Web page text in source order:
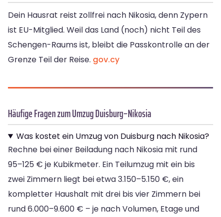
Dein Hausrat reist zollfrei nach Nikosia, denn Zypern
ist EU-Mitglied. Weil das Land (noch) nicht Teil des
Schengen-Raums ist, bleibt die Passkontrolle an der
Grenze Teil der Reise. gov.cy
Häufige Fragen zum Umzug Duisburg–Nikosia
Was kostet ein Umzug von Duisburg nach Nikosia?
Rechne bei einer Beiladung nach Nikosia mit rund
95–125 € je Kubikmeter. Ein Teilumzug mit ein bis
zwei Zimmern liegt bei etwa 3.150–5.150 €, ein
kompletter Haushalt mit drei bis vier Zimmern bei
rund 6.000–9.600 € – je nach Volumen, Etage und